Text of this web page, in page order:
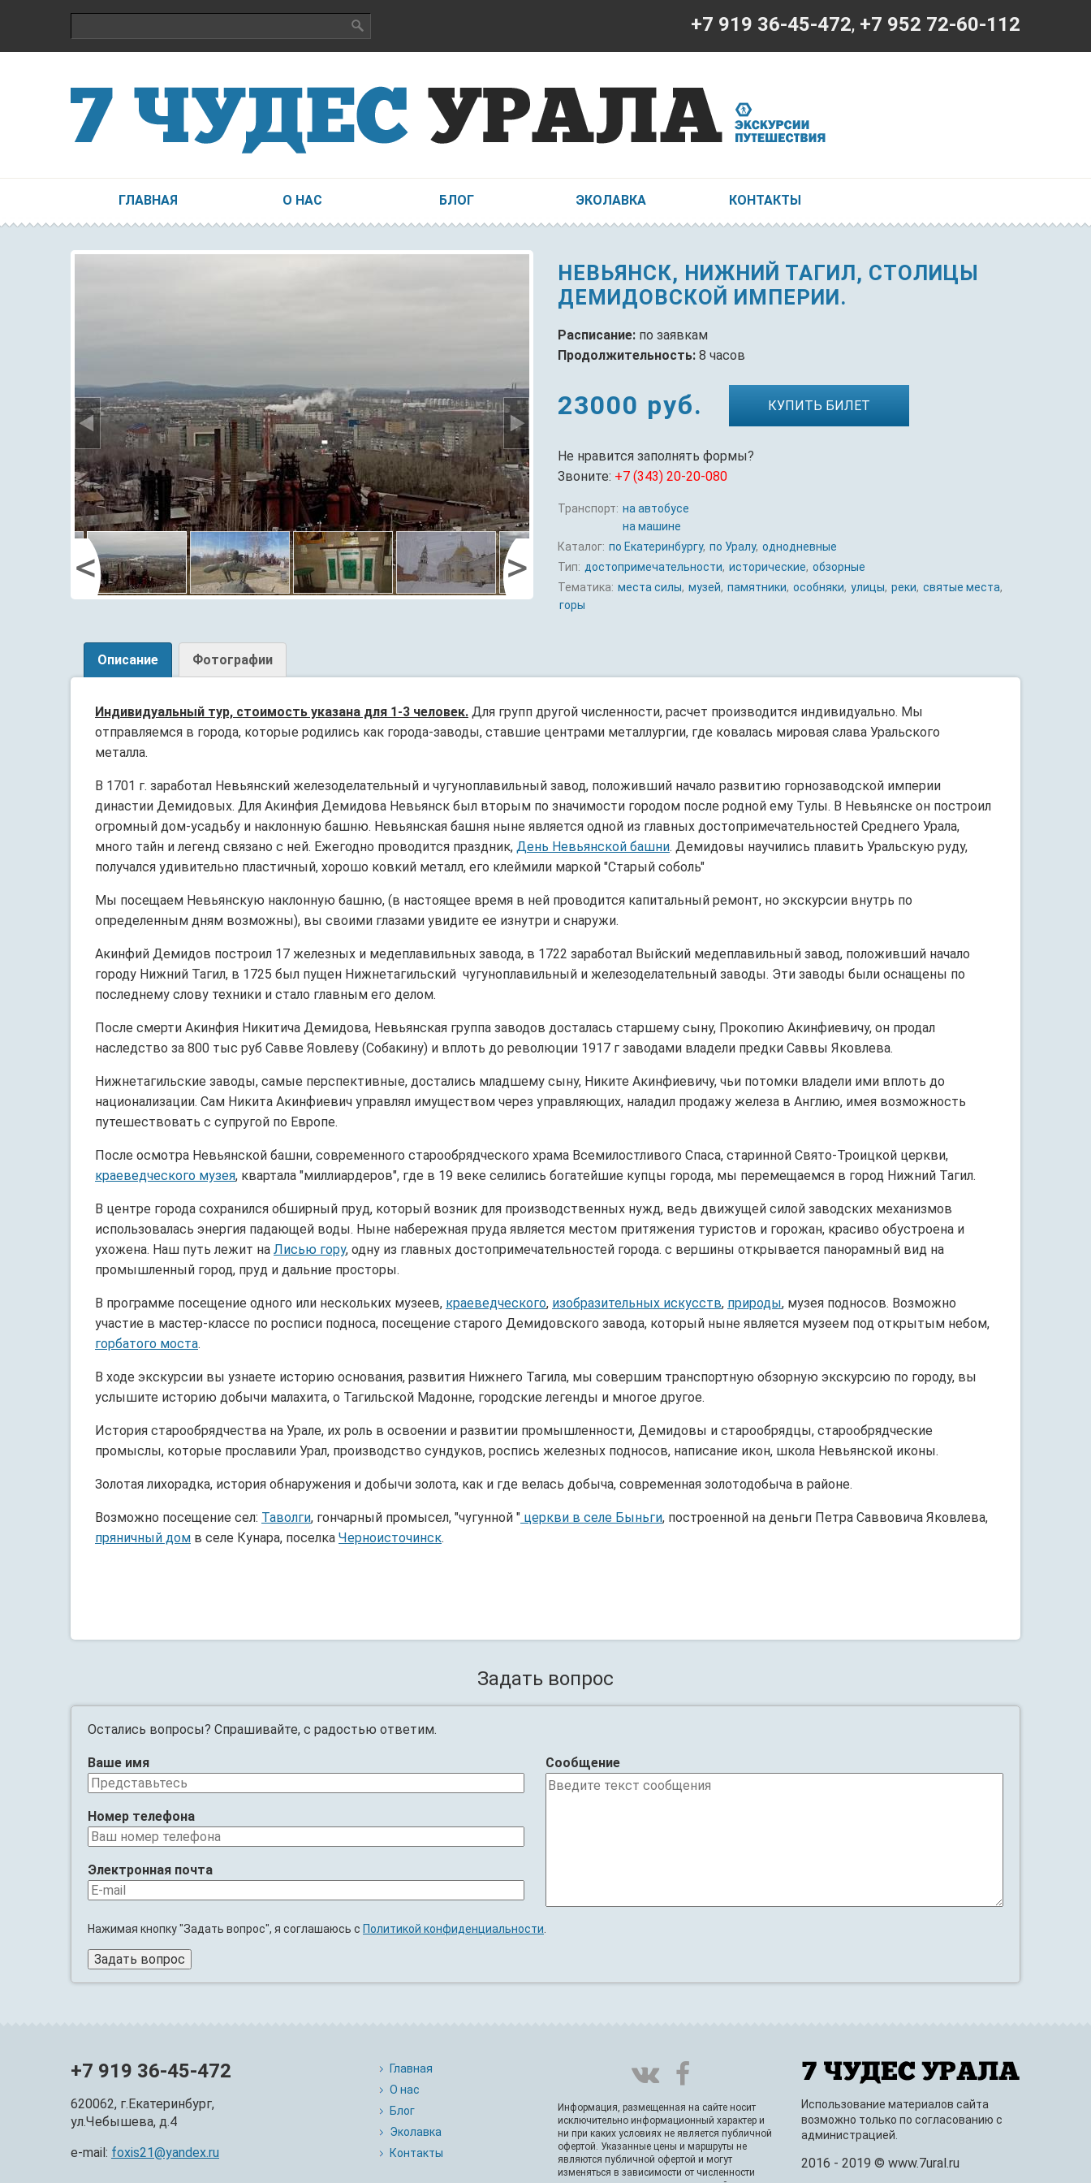
Форма поиска
+7 919 36-45-472, +7 952 72-60-112
ГЛАВНАЯ О НАС БЛОГ ЭКОЛАВКА КОНТАКТЫ
НЕВЬЯНСК, НИЖНИЙ ТАГИЛ, СТОЛИЦЫ
ДЕМИДОВСКОЙ ИМПЕРИИ.
Расписание: по заявкам
Продолжительность: 8 часов
23000 руб. КУПИТЬ БИЛЕТ
Не нравится заполнять формы?
Звоните: +7 (343) 20-20-080
Транспорт: на автобусе
на машине
Каталог: по Екатеринбургу, по Уралу, однодневные
Тип: достопримечательности, исторические, обзорные
Тематика: места силы, музей, памятники, особняки, улицы, реки, святые места,
горы
Описание Фотографии
Индивидуальный тур, стоимость указана для 1-3 человек. Для групп другой численности, расчет производится индивидуально. Мы
отправляемся в города, которые родились как города-заводы, ставшие центрами металлургии, где ковалась мировая слава Уральского
металла.
В 1701 г. заработал Невьянский железоделательный и чугуноплавильный завод, положивший начало развитию горнозаводской империи
династии Демидовых. Для Акинфия Демидова Невьянск был вторым по значимости городом после родной ему Тулы. В Невьянске он построил
огромный дом-усадьбу и наклонную башню. Невьянская башня ныне является одной из главных достопримечательностей Среднего Урала,
много тайн и легенд связано с ней. Ежегодно проводится праздник, День Невьянской башни. Демидовы научились плавить Уральскую руду,
получался удивительно пластичный, хорошо ковкий металл, его клеймили маркой "Старый соболь"
Мы посещаем Невьянскую наклонную башню, (в настоящее время в ней проводится капитальный ремонт, но экскурсии внутрь по
определенным дням возможны), вы своими глазами увидите ее изнутри и снаружи.
Акинфий Демидов построил 17 железных и медеплавильных завода, в 1722 заработал Выйский медеплавильный завод, положивший начало
городу Нижний Тагил, в 1725 был пущен Нижнетагильский чугуноплавильный и железоделательный заводы. Эти заводы были оснащены по
последнему слову техники и стало главным его делом.
После смерти Акинфия Никитича Демидова, Невьянская группа заводов досталась старшему сыну, Прокопию Акинфиевичу, он продал
наследство за 800 тыс руб Савве Яовлеву (Собакину) и вплоть до революции 1917 г заводами владели предки Саввы Яковлева.
Нижнетагильские заводы, самые перспективные, достались младшему сыну, Никите Акинфиевичу, чьи потомки владели ими вплоть до
национализации. Сам Никита Акинфиевич управлял имуществом через управляющих, наладил продажу железа в Англию, имея возможность
путешествовать с супругой по Европе.
После осмотра Невьянской башни, современного старообрядческого храма Всемилостливого Спаса, старинной Свято-Троицкой церкви,
краеведческого музея, квартала "миллиардеров", где в 19 веке селились богатейшие купцы города, мы перемещаемся в город Нижний Тагил.
В центре города сохранился обширный пруд, который возник для производственных нужд, ведь движущей силой заводских механизмов
использовалась энергия падающей воды. Ныне набережная пруда является местом притяжения туристов и горожан, красиво обустроена и
ухожена. Наш путь лежит на Лисью гору, одну из главных достопримечательностей города. с вершины открывается панорамный вид на
промышленный город, пруд и дальние просторы.
В программе посещение одного или нескольких музеев, краеведческого, изобразительных искусств, природы, музея подносов. Возможно
участие в мастер-классе по росписи подноса, посещение старого Демидовского завода, который ныне является музеем под открытым небом,
горбатого моста.
В ходе экскурсии вы узнаете историю основания, развития Нижнего Тагила, мы совершим транспортную обзорную экскурсию по городу, вы
услышите историю добычи малахита, о Тагильской Мадонне, городские легенды и многое другое.
История старообрядчества на Урале, их роль в освоении и развитии промышленности, Демидовы и старообрядцы, старообрядческие
промыслы, которые прославили Урал, производство сундуков, роспись железных подносов, написание икон, школа Невьянской иконы.
Золотая лихорадка, история обнаружения и добычи золота, как и где велась добыча, современная золотодобыча в районе.
Возможно посещение сел: Таволги, гончарный промысел, "чугунной " церкви в селе Быньги, построенной на деньги Петра Саввовича Яковлева,
пряничный дом в селе Кунара, поселка Черноисточинск.
Задать вопрос
Остались вопросы? Спрашивайте, с радостью ответим.
Ваше имя
Номер телефона
Электронная почта
Сообщение
Нажимая кнопку "Задать вопрос", я соглашаюсь с Политикой конфиденциальности.
+7 919 36-45-472
620062, г.Екатеринбург,
ул.Чебышева, д.4
e-mail: foxis21@yandex.ru
Главная
О нас
Блог
Эколавка
Контакты
Информация, размещенная на сайте носит
исключительно информационный характер и
ни при каких условиях не является публичной
офертой. Указанные цены и маршруты не
являются публичной офертой и могут
изменяться в зависимости от численности
Использование материалов сайта
возможно только по согласованию с
администрацией.
2016 - 2019 © www.7ural.ru